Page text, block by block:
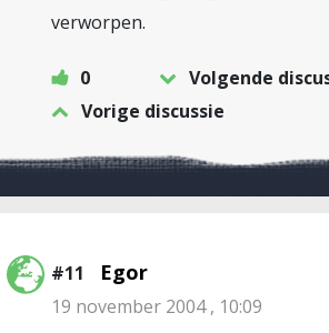
verworpen.
0
Volgende
Vorige discussie
#11 Egor
19 november 2004 , 10:09